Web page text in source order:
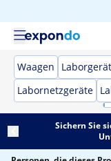
Waagen
Labornetzgeräte
Sichern Sie